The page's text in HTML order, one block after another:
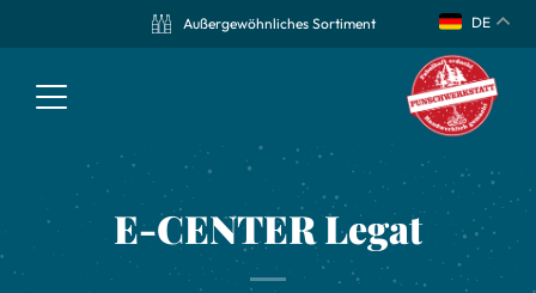
Außergewöhnliches Sortiment DE
E-CENTER Legat